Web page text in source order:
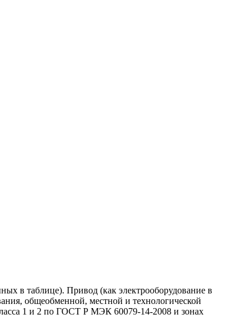
в таблице). Привод (как электрооборудование в
общеобменной, местной и технологической
1 и 2 по ГОСТ Р МЭК 60079-14-2008 и зонах